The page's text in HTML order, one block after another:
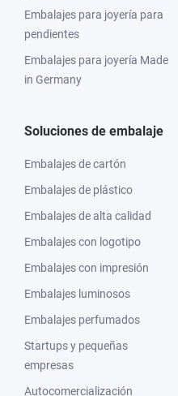
Embalajes para joyería para
pendientes
Embalajes para joyería Made
in Germany
Soluciones de embalaje
Embalajes de cartón
Embalajes de plástico
Embalajes de alta calidad
Embalajes con logotipo
Embalajes con impresión
Embalajes luminosos
Embalajes perfumados
Startups y pequeñas
empresas
Autocomercialización